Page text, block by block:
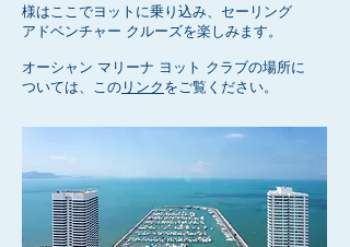
様はここでヨットに乗り込み、セーリング
アドベンチャー クルーズを楽しみます。
オーシャン マリーナ ヨット クラブの場所に
ついては、この リンク をご覧ください。